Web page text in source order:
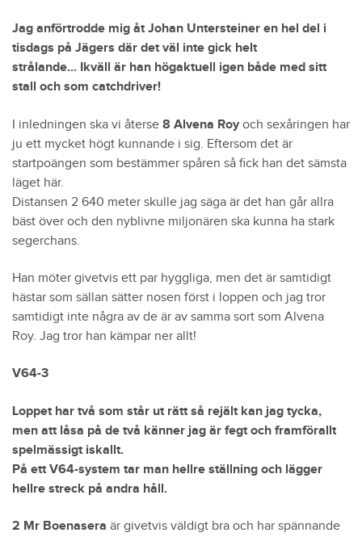
Jag anförtrodde mig åt Johan Untersteiner en hel del i
tisdags på Jägers där det väl inte gick helt
strålande... Ikväll är han högaktuell igen både med sitt
stall och som catchdriver!
I inledningen ska vi återse 8 Alvena Roy och sexåringen har
ju ett mycket högt kunnande i sig. Eftersom det är
startpoängen som bestämmer spåren så fick han det sämsta
läget här.
Distansen 2 640 meter skulle jag säga är det han går allra
bäst över och den nyblivne miljonären ska kunna ha stark
segerchans.
Han möter givetvis ett par hyggliga, men det är samtidigt
hästar som sällan sätter nosen först i loppen och jag tror
samtidigt inte några av de är av samma sort som Alvena
Roy. Jag tror han kämpar ner allt!
V64-3
Loppet har två som står ut rätt så rejält kan jag tycka,
men att låsa på de två känner jag är fegt och framförallt
spelmässigt iskallt.
På ett V64-system tar man hellre ställning och lägger
hellre streck på andra håll.
2 Mr Boenasera är givetvis väldigt bra och har spännande